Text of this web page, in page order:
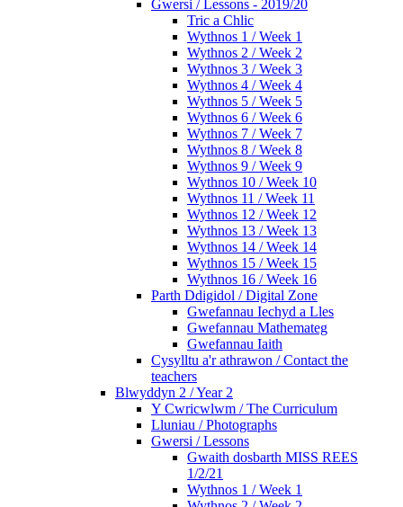
Gwersi / Lessons - 2019/20
Tric a Chlic
Wythnos 1 / Week 1
Wythnos 2 / Week 2
Wythnos 3 / Week 3
Wythnos 4 / Week 4
Wythnos 5 / Week 5
Wythnos 6 / Week 6
Wythnos 7 / Week 7
Wythnos 8 / Week 8
Wythnos 9 / Week 9
Wythnos 10 / Week 10
Wythnos 11 / Week 11
Wythnos 12 / Week 12
Wythnos 13 / Week 13
Wythnos 14 / Week 14
Wythnos 15 / Week 15
Wythnos 16 / Week 16
Parth Ddigidol / Digital Zone
Gwefannau Iechyd a Lles
Gwefannau Mathemateg
Gwefannau Iaith
Cysylltu a'r athrawon / Contact the
teachers
Blwyddyn 2 / Year 2
Y Cwricwlwm / The Curriculum
Lluniau / Photographs
Gwersi / Lessons
Gwaith dosbarth MISS REES
1/2/21
Wythnos 1 / Week 1